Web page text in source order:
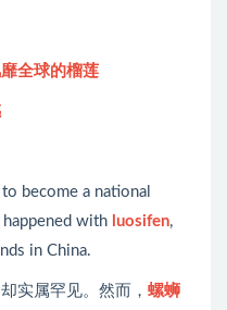
全球的榴莲
become a national
with luosifen,
in China.
实属罕见。然而， 螺蛳